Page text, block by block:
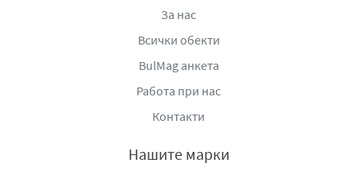
За нас
Всички обекти
BulMag анкета
Работа при нас
Контакти
Нашите марки